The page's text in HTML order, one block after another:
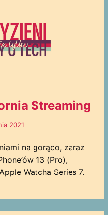
Streaming
2021
na gorąco, zaraz
13 (Pro),
Watcha Series 7.